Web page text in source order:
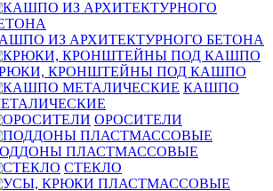
ИЗ АРХИТЕКТУРНОГО БЕТОНА
КРОНШТЕЙНЫ ПОД КАШПО
КАШПО
ОРОСИТЕЛИ
ПЛАСТМАССОВЫЕ
СТЕКЛО